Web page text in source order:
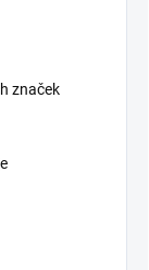
značek